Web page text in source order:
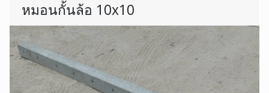
หมอนกั้นล้อ 10x10